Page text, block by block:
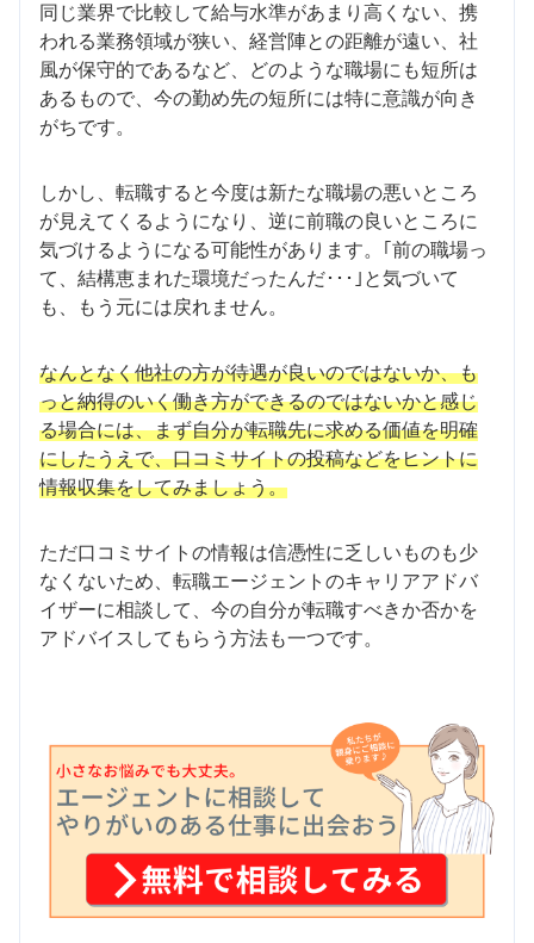
同じ業界で比較して給与水準があまり高くない、携
われる業務領域が狭い、経営陣との距離が遠い、社
風が保守的であるなど、どのような職場にも短所は
あるもので、今の勤め先の短所には特に意識が向き
がちです。
しかし、転職すると今度は新たな職場の悪いところ
が見えてくるようになり、逆に前職の良いところに
気づけるようになる可能性があります。｢前の職場っ
て、結構恵まれた環境だったんだ･･･｣と気づいて
も、もう元には戻れません。
なんとなく他社の方が待遇が良いのではないか、も
っと納得のいく働き方ができるのではないかと感じ
る場合には、まず自分が転職先に求める価値を明確
にしたうえで、口コミサイトの投稿などをヒントに
情報収集をしてみましょう。
ただ口コミサイトの情報は信憑性に乏しいものも少
なくないため、転職エージェントのキャリアアドバ
イザーに相談して、今の自分が転職すべきか否かを
アドバイスしてもらう方法も一つです。